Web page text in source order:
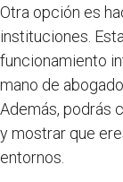
Otra opción es
instituciones.
funcionamiento
mano de
Además, podrás
y mostrar que
entornos.